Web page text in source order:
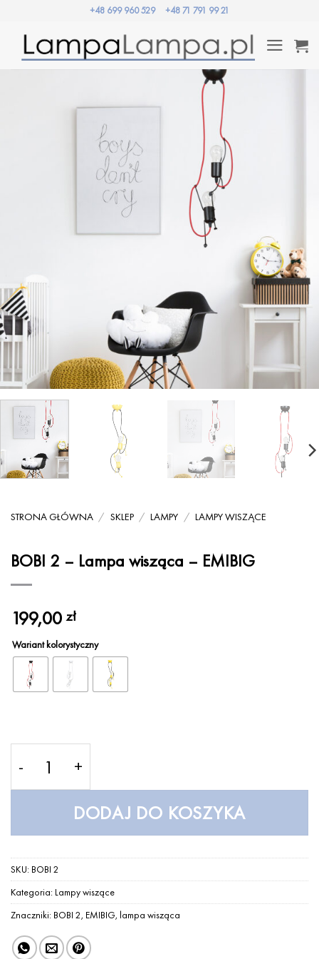
zawartości
+48 699 960 529 +48 71 791 99 21
STRONA GŁÓWNA / SKLEP / LAMPY / LAMPY WISZĄCE
BOBI 2 – Lampa wisząca – EMIBIG
199,00zł
Wariant kolorystyczny
DODAJ DO KOSZYKA
SKU: BOBI 2
Kategoria: Lampy wiszące
Znaczniki: BOBI 2, EMIBIG, lampa wisząca